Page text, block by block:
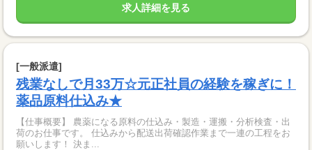
求人詳細を見る
[一般派遣]
残業なしで月33万☆元正社員の経験を稼ぎに！
薬品原料仕込み★
【仕事概要】 農薬になる原料の仕込み・製造・運搬・分析検査・出
荷のお仕事です。 仕込みから配送出荷確認作業まで一連の工程をお
願いします！ 決ま...